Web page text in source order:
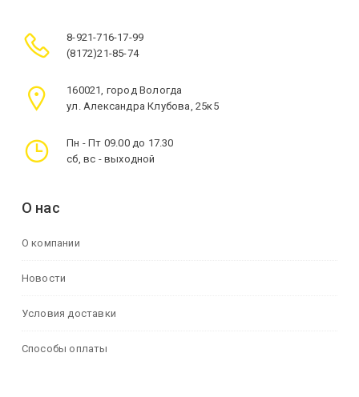
8-921-716-17-99
(8172)21-85-74
160021, город Вологда
ул. Александра Клубова, 25к5
Пн - Пт 09.00 до 17.30
сб, вс - выходной
О нас
О компании
Новости
Условия доставки
Способы оплаты